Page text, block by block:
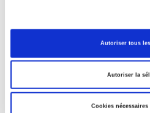
Autoriser tous
Autoriser la
Cookies
Code publique Onix
06 Professionnel et académique
CLIL (Version 2013-2019 )
3283 SCIENCES POLITIQUES